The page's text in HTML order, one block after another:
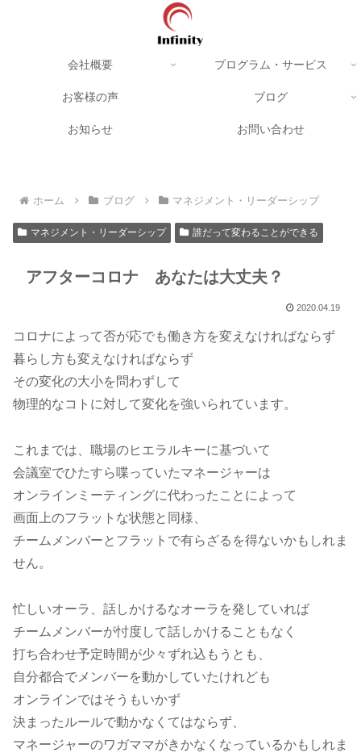
会社概要 プログラム・サービス
お客様の声 ブログ
お知らせ お問い合わせ
ホーム ブログ マネジメント・リーダーシップ
マネジメント・リーダーシップ 誰だって変わることができる
アフターコロナ あなたは大丈夫？
2020.04.19
コロナによって否が応でも働き方を変えなければならず
暮らし方も変えなければならず
その変化の大小を問わずして
物理的なコトに対して変化を強いられています。
これまでは、職場のヒエラルキーに基づいて
会議室でひたすら喋っていたマネージャーは
オンラインミーティングに代わったことによって
画面上のフラットな状態と同様、
チームメンバーとフラットで有らざるを得ないかもしれま
せん。
忙しいオーラ、話しかけるなオーラを発していれば
チームメンバーが忖度して話しかけることもなく
打ち合わせ予定時間が少々ずれ込もうとも、
自分都合でメンバーを動かしていたけれども
オンラインではそうもいかず
決まったルールで動かなくてはならず、
マネージャーのワガママがきかなくなっているかもしれま